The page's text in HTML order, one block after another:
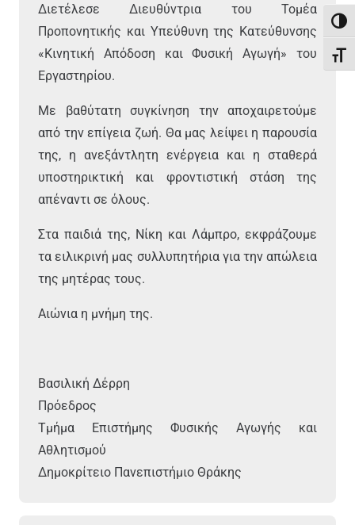
Διετέλεσε Διευθύντρια του Τομέα
Προπονητικής και Υπεύθυνη της Κατεύθυνσης
«Κινητική Απόδοση και Φυσική Αγωγή» του
Εργαστηρίου.
Με βαθύτατη συγκίνηση την αποχαιρετούμε
από την επίγεια ζωή. Θα μας λείψει η παρουσία
της, η ανεξάντλητη ενέργεια και η σταθερά
υποστηρικτική και φροντιστική στάση της
απέναντι σε όλους.
Στα παιδιά της, Νίκη και Λάμπρο, εκφράζουμε
τα ειλικρινή μας συλλυπητήρια για την απώλεια
της μητέρας τους.
Αιώνια η μνήμη της.
Βασιλική Δέρρη
Πρόεδρος
Τμήμα Επιστήμης Φυσικής Αγωγής και
Αθλητισμού
Δημοκρίτειο Πανεπιστήμιο Θράκης